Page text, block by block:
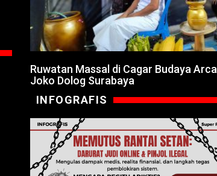
Ruwatan Massal di Cagar Budaya Arca
Joko Dolog Surabaya
INFOGRAFIS